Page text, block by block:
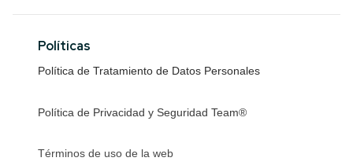
Políticas
Política de Tratamiento de Datos Personales
Política de Privacidad y Seguridad Team®
Términos de uso de la web